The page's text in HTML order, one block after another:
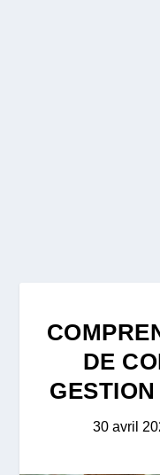
DE
30 avril